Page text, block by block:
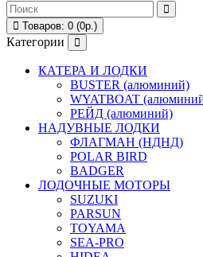
Товаров: 0 (0р.)
Категории
КАТЕРА И ЛОДКИ
BUSTER (алюминий)
WYATBOAT
РЕЙД (алюминий)
НАДУВНЫЕ ЛОДКИ
ФЛАГМАН (НДНД)
POLAR BIRD
BADGER
ЛОДОЧНЫЕ МОТОРЫ
SUZUKI
PARSUN
TOYAMA
SEA-PRO